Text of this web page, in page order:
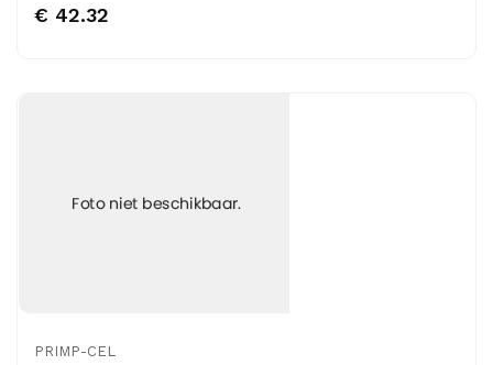
€ 42.32
PRIMP-CEL